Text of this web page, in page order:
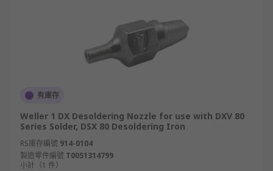
有庫存
Weller 1 DX Desoldering Nozzle for use with DXV 80
Series Solder, DSX 80 Desoldering Iron
RS庫存編號 914-0104
製造零件編號 T0051314799
小計（1 件）